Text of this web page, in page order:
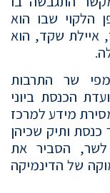
הלקוי שבו הוא
איילת שקד, הוא
שר התרבות
הכנסת ביוני
מידע למרכז
ותיק שכיהן
לשר, הסביר את
של הדינמיקה